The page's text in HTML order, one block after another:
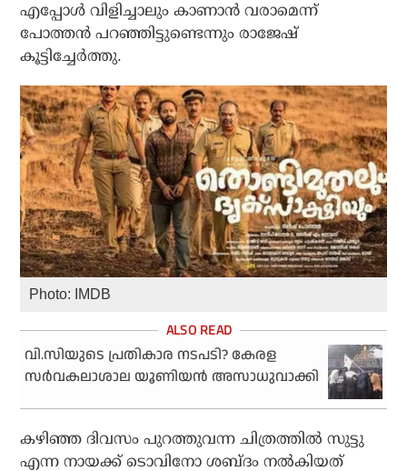
എപ്പോള്‍ വിളിച്ചാലും കാണാന്‍ വരാമെന്ന്
പോത്തന്‍ പറഞ്ഞിട്ടുണ്ടെന്നും രാജേഷ്
കൂട്ടിച്ചേര്‍ത്തു.
Photo: IMDB
വി.സിയുടെ പ്രതികാര നടപടി? കേരള
സര്‍വകലാശാല യൂണിയന്‍ അസാധുവാക്കി
കഴിഞ്ഞ ദിവസം പുറത്തുവന്ന ചിത്രത്തില്‍ സുട്ടു
എന്ന നായക്ക് ടൊവിനോ ശബ്ദം നല്‍കിയത്